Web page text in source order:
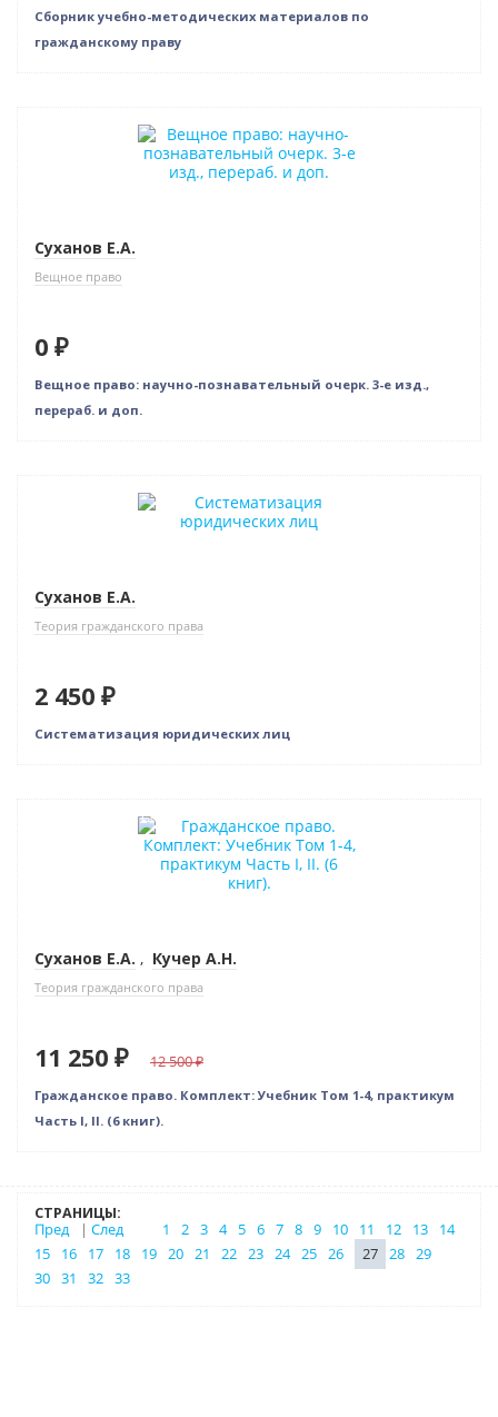
Сборник учебно-методических материалов по
гражданскому праву
Нет в наличии
Суханов Е.А.
Вещное право
0 ₽
Вещное право: научно-познавательный очерк. 3-е изд.,
перераб. и доп.
Суханов Е.А.
Теория гражданского права
2 450 ₽
Систематизация юридических лиц
–10% (скидка 1250 ₽)
Суханов Е.А. , Кучер А.Н.
Теория гражданского права
11 250 ₽ 12 500
Гражданское право. Комплект: Учебник Том 1-4, практикум
Часть I, II. (6 книг).
СТРАНИЦЫ:
Пред
| След 1 2 3 4 5 6 7 8 9 10 11 12 13
14
15
16 17 18 19 20 21 22 23 24 25 26 27 28 29
30 31 32 33